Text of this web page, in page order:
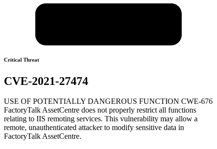
Critical Threat
CVE-2021-27474
USE OF POTENTIALLY DANGEROUS FUNCTION CWE-676
FactoryTalk AssetCentre does not properly restrict all functions
relating to IIS remoting services. This vulnerability may allow a
remote, unauthenticated attacker to modify sensitive data in
FactoryTalk AssetCentre.